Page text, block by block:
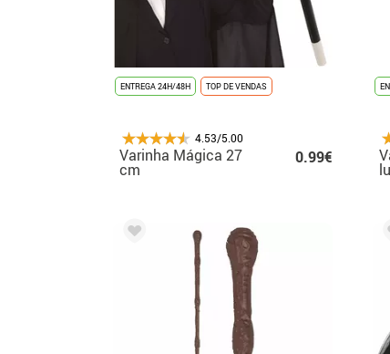
ENTREGA 24H/48H TOP DE VENDAS
4.53/5.00
Varinha Mágica 27
cm
0.99€